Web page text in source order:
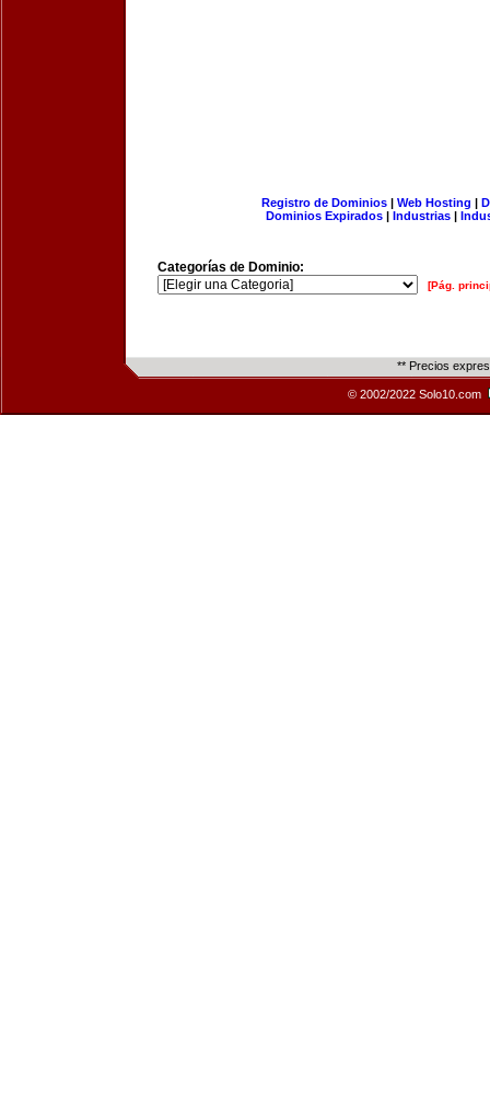
Registro de Dominios| Web Hosting |
Dominios Expirados | Industrias |
Categorías de Dominio:
[Pág.
** Precios
© 2002/2022 Solo10.com